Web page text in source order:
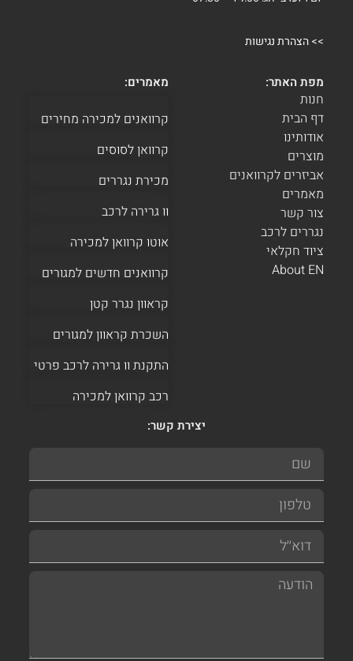
>>הצהרת נגישות
מפת האתר:
חנות
דף הבית
אודותינו
מוצרים
אביזרים לקרוואנים
מאמרים
צור קשר
נגררים לרכב
ציוד חקלאי
About EN
מאמרים:
קרוואנים למכירה מחירים
קרוואן לסוסים
מכירת נגררים
וו גרירה לרכב
אוטו קרוואן למכירה
קרוואנים חדשים למגורים
קראוון נגרר קטן
השכרת קראוון למגורים
התקנת וו גרירה לרכב פרטי
רכב קרוואן למכירה
יצירת קשר: